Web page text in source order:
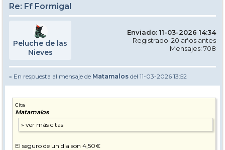
Re: Ff Formigal
Peluche de las
Nieves
Enviado: 11-03-2026 14:34
Registrado: 20 años antes
Mensajes: 708
» En respuesta al mensaje de Matamalos del 11-03-2026 13:52
Cita
Matamalos
El seguro de un dia son 4,50€